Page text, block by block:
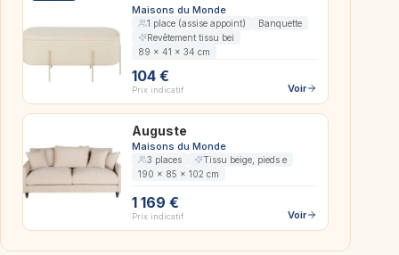
Maisons du Monde
1 place (assise appoint)
Banquette
Revêtement tissu bei
89 x 41 x 34 cm
104 €
Prix indicatif Voir
Auguste
Maisons du Monde
3 places
Tissu beige, pieds e
190 x 85 x 102 cm
1 169 €
Prix indicatif Voir